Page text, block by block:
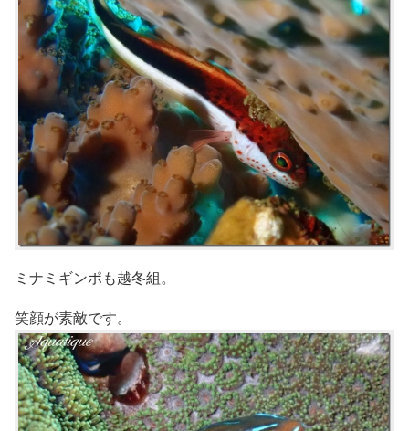
ミナミギンポも越冬組。
笑顔が素敵です。